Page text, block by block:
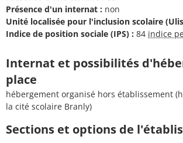
Présence d'un internat : non
Unité localisée pour l'inclusion scolaire
Indice de position sociale (IPS) : 84 indice
Internat et possibilités
place
hébergement organisé hors établissement
la cité scolaire Branly)
Sections et options de